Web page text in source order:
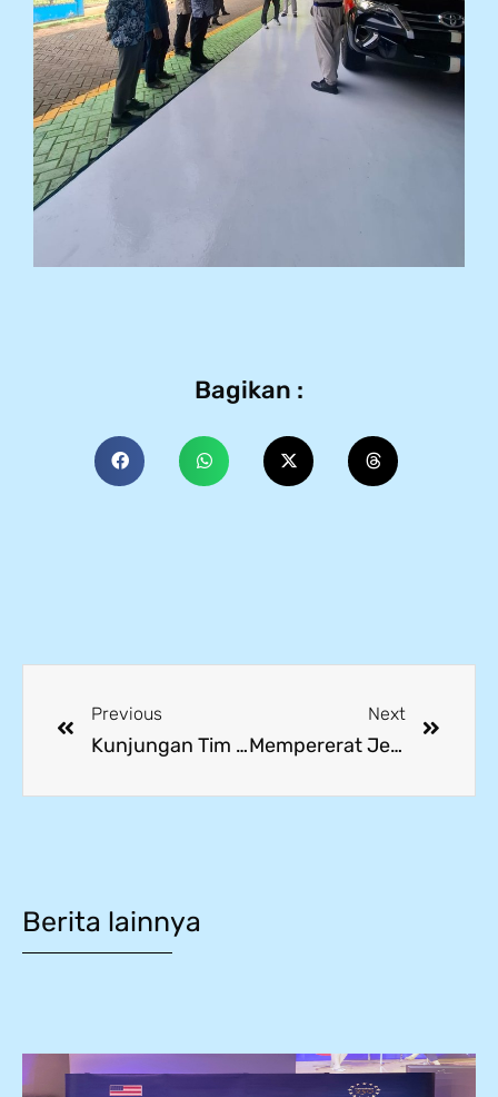
Bagikan :
Previous
Kunjungan Tim Kemenko PMK Bahas Penguatan Peran SMK dalam Kemitraan Industri
Next
Mempererat Jejak Internasional Lewat Kunjungan Niigata Sogo Gakuen
Berita lainnya